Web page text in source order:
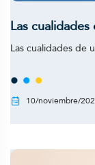
Las
Las cualidades de
10/noviembre/